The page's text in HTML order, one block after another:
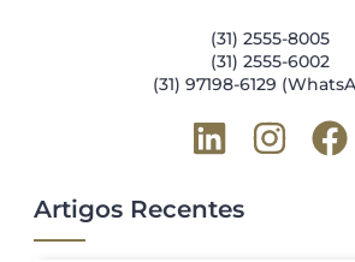
(31) 2555-8005
(31) 2555-6002
(31) 97198-6129
Artigos Recentes